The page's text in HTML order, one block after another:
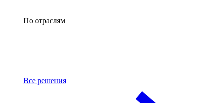
По отраслям
Все решения